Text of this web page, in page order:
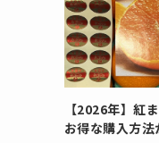
【2026年】紅
お得な購入方